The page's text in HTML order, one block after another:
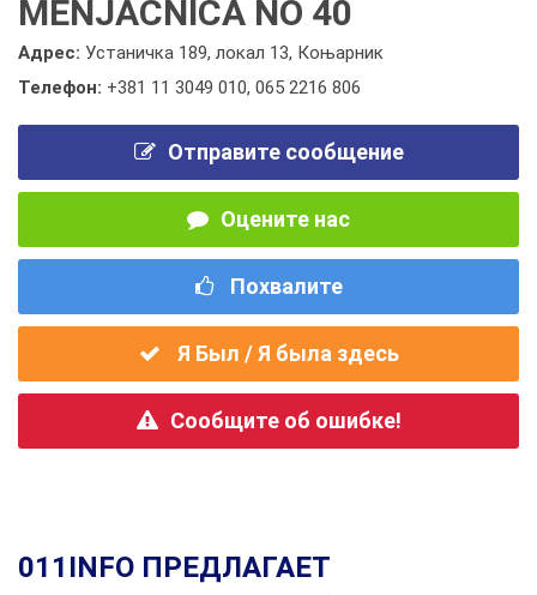
MENJAČNICA NO 40
Адрес: Устаничка 189, локал 13, Коњарник
Телефон: +381 11 3049 010, 065 2216 806
Отправите сообщение
Оцените нас
Похвалите
Я Был / Я была здесь
Сообщите об ошибке!
011INFO ПРЕДЛАГАЕТ